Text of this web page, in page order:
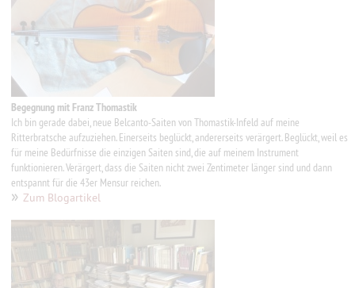
Begegnung mit Franz Thomastik
Ich bin gerade dabei, neue Belcanto-Saiten von Thomastik-Infeld auf meine
Ritterbratsche aufzuziehen. Einerseits beglückt, andererseits verärgert. Beglückt, weil es
für meine Bedürfnisse die einzigen Saiten sind, die auf meinem Instrument
funktionieren. Verärgert, dass die Saiten nicht zwei Zentimeter länger sind und dann
entspannt für die 43er Mensur reichen.
»Zum Blogartikel